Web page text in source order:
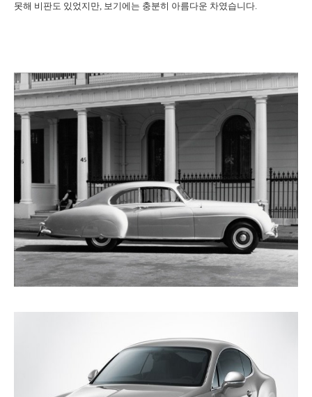
못해 비판도 있었지만, 보기에는 충분히 아름다운 차였습니다.